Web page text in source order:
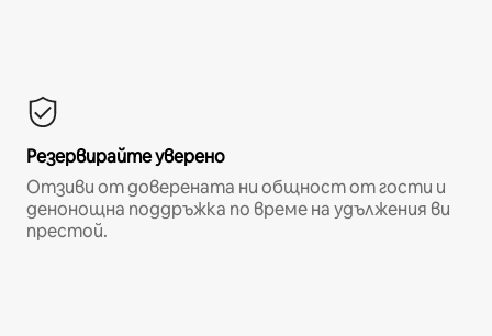
Резервирайте уверено
Отзиви от доверената ни общност от гости и
денонощна поддръжка по време на удължения ви
престой.